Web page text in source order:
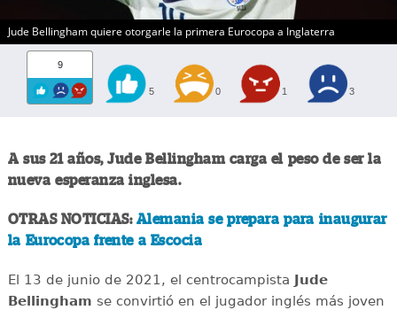
Jude Bellingham quiere otorgarle la primera Eurocopa a Inglaterra
9
5 0 1 3
A sus 21 años, Jude Bellingham carga el peso de ser la
nueva esperanza inglesa.
OTRAS NOTICIAS: Alemania se prepara para inaugurar
la Eurocopa frente a Escocia
El 13 de junio de 2021, el centrocampista Jude
Bellingham se convirtió en el jugador inglés más joven